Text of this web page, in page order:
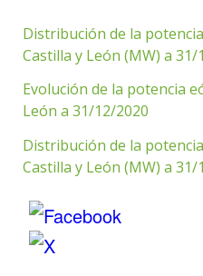
Distribución de la
Castilla y León (MW) a 31/
Evolución de la potencia
León a 31/12/2020
Distribución de la
Castilla y León (MW) a 31/